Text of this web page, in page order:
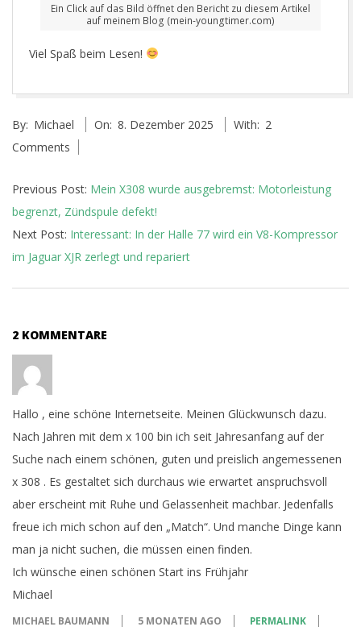
Ein Click auf das Bild öffnet den Bericht zu diesem Artikel
auf meinem Blog (mein-youngtimer.com)
Viel Spaß beim Lesen!
12-
08
By: Michael On: 8. Dezember 2025 With: 2
Comments
Previous Post: Mein X308 wurde ausgebremst: Motorleistung
begrenzt, Zündspule defekt!
Next Post: Interessant: In der Halle 77 wird ein V8-Kompressor
im Jaguar XJR zerlegt und repariert
2 KOMMENTARE
Hallo , eine schöne Internetseite. Meinen Glückwunsch dazu.
Nach Jahren mit dem x 100 bin ich seit Jahresanfang auf der
Suche nach einem schönen, guten und preislich angemessenen
x 308 . Es gestaltet sich durchaus wie erwartet anspruchsvoll
aber erscheint mit Ruhe und Gelassenheit machbar. Jedenfalls
freue ich mich schon auf den „Match“. Und manche Dinge kann
man ja nicht suchen, die müssen einen finden.
Ich wünsche einen schönen Start ins Frühjahr
Michael
MICHAEL BAUMANN 5 MONATEN AGO
PERMALINK